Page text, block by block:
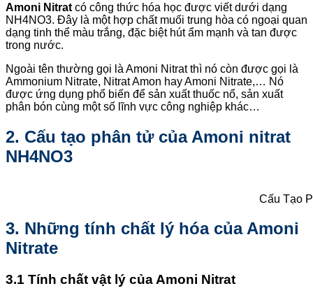
Amoni Nitrat có công thức hóa học được viết dưới dạng
NH4NO3. Đây là một hợp chất muối trung hòa có ngoại quan
dạng tinh thể màu trắng, đặc biệt hút ẩm mạnh và tan được
trong nước.
Ngoài tên thường gọi là Amoni Nitrat thì nó còn được gọi là
Ammonium Nitrate, Nitrat Amon hay Amoni Nitrate,… Nó
được ứng dụng phổ biến để sản xuất thuốc nổ, sản xuất
phân bón cùng một số lĩnh vực công nghiệp khác…
2. Cấu tạo phân tử của Amoni nitrat
NH4NO3
Cấu Tạo
3. Những tính chất lý hóa của Amoni
Nitrate
3.1 Tính chất vật lý của Amoni Nitrat